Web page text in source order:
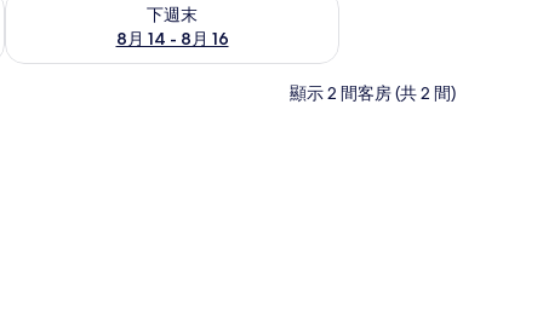
下週末
8月 14 - 8月 16
顯示 2 間客房 (共 2 間)